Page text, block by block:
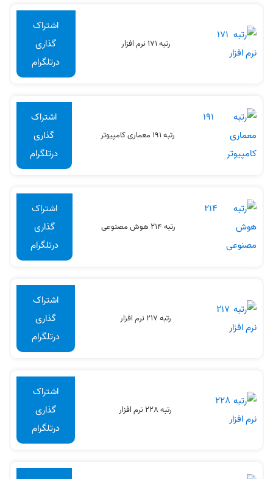
رتبه 171 نرم افزار
اشتراک
گذاری
درتلگرام
رتبه 191 معماری کامپیوتر
اشتراک
گذاری
درتلگرام
رتبه 214 هوش مصنوعی
اشتراک
گذاری
درتلگرام
رتبه 217 نرم افزار
اشتراک
گذاری
درتلگرام
رتبه 228 نرم افزار
اشتراک
گذاری
درتلگرام